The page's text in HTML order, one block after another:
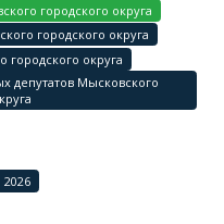
городского округа
городского округа
городского округа
депутатов Мысковского
2026